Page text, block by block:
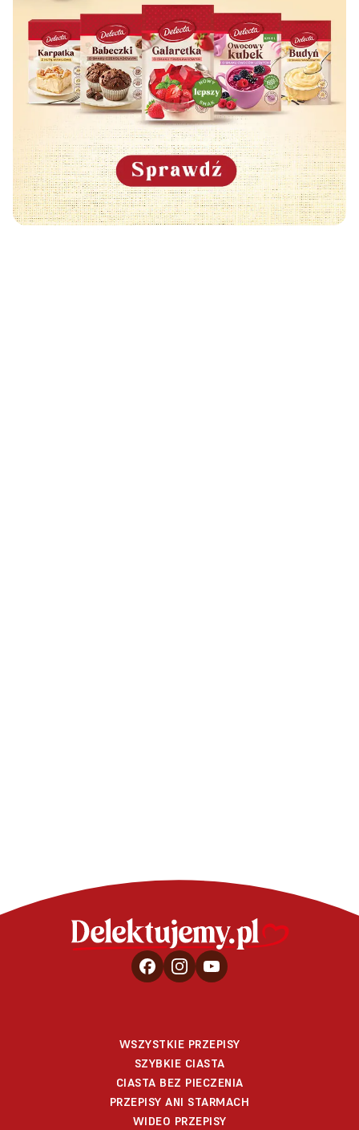
WSZYSTKIE PRZEPISY
SZYBKIE CIASTA
CIASTA BEZ PIECZENIA
PRZEPISY ANI STARMACH
WIDEO PRZEPISY